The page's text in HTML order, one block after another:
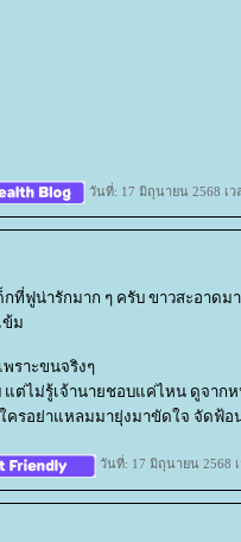
วันที่: 17 มิถุนายน 2568 เว
ที่ฟูน่ารักมาก ๆ ครับ ขาวสะอาดม
ข้ม
พราะขนจริงๆ
แต่ไม่รู้เจ้านายชอบแค่ไหน ดูจาก
ครอย่าแหลมมายุ่งมาขัดใจ จัดฟ้อ
วันที่: 17 มิถุนายน 2568